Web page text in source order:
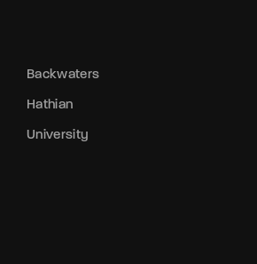
Backwaters
Hathian
University